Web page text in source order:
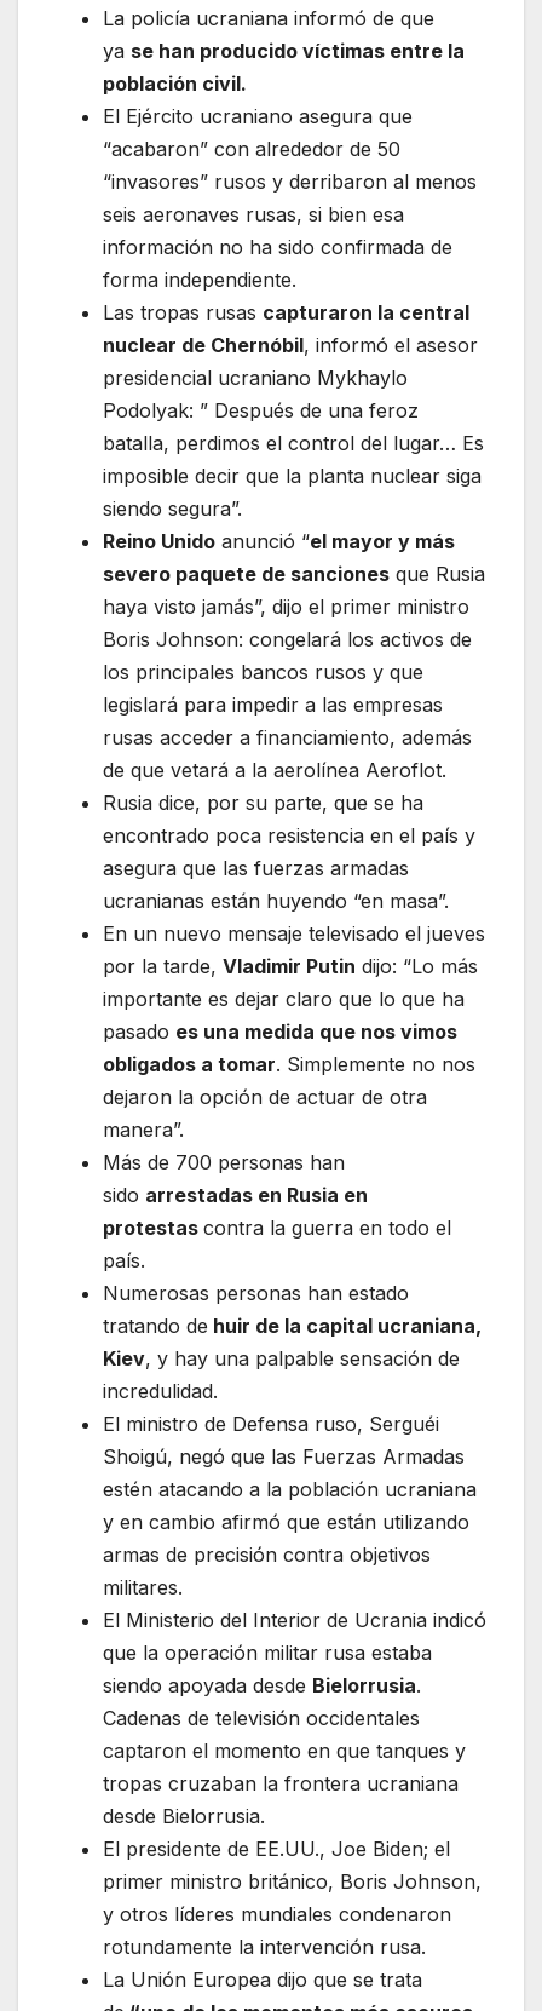
La policía ucraniana informó de que
ya se han producido víctimas entre la
población civil.
El Ejército ucraniano asegura que
“acabaron” con alrededor de 50
“invasores” rusos y derribaron al menos
seis aeronaves rusas, si bien esa
información no ha sido confirmada de
forma independiente.
Las tropas rusas capturaron la central
nuclear de Chernóbil, informó el asesor
presidencial ucraniano Mykhaylo
Podolyak: ” Después de una feroz
batalla, perdimos el control del lugar… Es
imposible decir que la planta nuclear siga
siendo segura”.
Reino Unido anunció “el mayor y más
severo paquete de sanciones que Rusia
haya visto jamás”, dijo el primer ministro
Boris Johnson: congelará los activos de
los principales bancos rusos y que
legislará para impedir a las empresas
rusas acceder a financiamiento, además
de que vetará a la aerolínea Aeroflot.
Rusia dice, por su parte, que se ha
encontrado poca resistencia en el país y
asegura que las fuerzas armadas
ucranianas están huyendo “en masa”.
En un nuevo mensaje televisado el jueves
por la tarde, Vladimir Putin dijo: “Lo más
importante es dejar claro que lo que ha
pasado es una medida que nos vimos
obligados a tomar. Simplemente no nos
dejaron la opción de actuar de otra
manera”.
Más de 700 personas han
sido arrestadas en Rusia en
protestas contra la guerra en todo el
país.
Numerosas personas han estado
tratando de huir de la capital ucraniana,
Kiev, y hay una palpable sensación de
incredulidad.
El ministro de Defensa ruso, Serguéi
Shoigú, negó que las Fuerzas Armadas
estén atacando a la población ucraniana
y en cambio afirmó que están utilizando
armas de precisión contra objetivos
militares.
El Ministerio del Interior de Ucrania indicó
que la operación militar rusa estaba
siendo apoyada desde Bielorrusia.
Cadenas de televisión occidentales
captaron el momento en que tanques y
tropas cruzaban la frontera ucraniana
desde Bielorrusia.
El presidente de EE.UU., Joe Biden; el
primer ministro británico, Boris Johnson,
y otros líderes mundiales condenaron
rotundamente la intervención rusa.
La Unión Europea dijo que se trata